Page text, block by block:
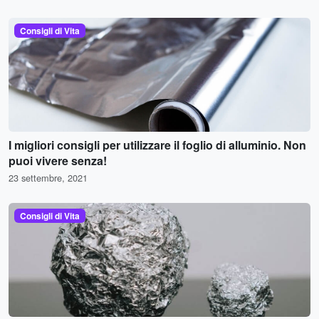
Consigli di Vita
I migliori consigli per utilizzare il foglio di alluminio. Non
puoi vivere senza!
23 settembre, 2021
Consigli di Vita